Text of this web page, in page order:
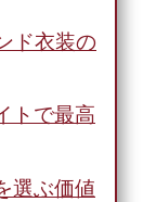
ド衣装の
トで最高
選ぶ価値